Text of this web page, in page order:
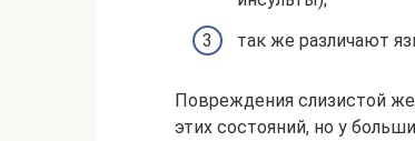
так же различают
Повреждения слизистой
этих состояний, но у